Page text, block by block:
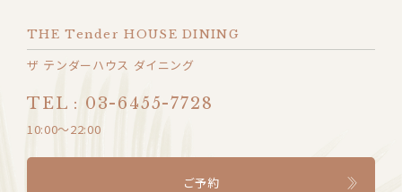
THE Tender HOUSE DINING
ザ テンダーハウス ダイニング
TEL : 03-6455-7728
10:00〜22:00
ご予約